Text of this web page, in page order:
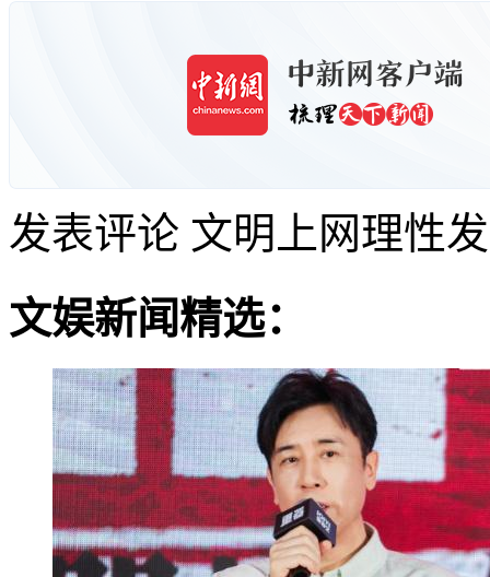
发表评论 文明上网理性
文娱新闻精选：